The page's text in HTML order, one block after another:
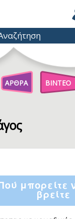
ΑΡΘΡΑ
Επιστήμη Για
ΒΙΝΤΕΟ
μπορείτε
βρείτε